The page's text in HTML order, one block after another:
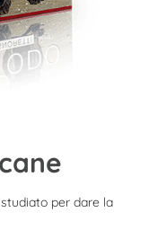
per dare la